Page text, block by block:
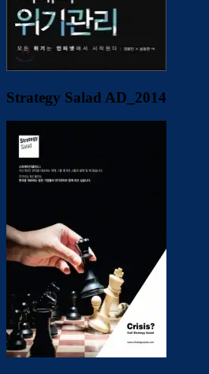
Strategy Salad AD_2014